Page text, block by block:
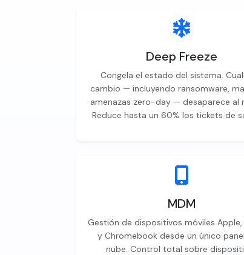
Deep Freeze
Congela el estado del sistema.
cambio — incluyendo ransomware,
amenazas zero-day — desaparece al
Reduce hasta un 60% los tickets de
MDM
Gestión de dispositivos móviles
y Chromebook desde un único
nube. Control total sobre